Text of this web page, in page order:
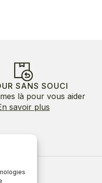
SANS SOUCI
là pour vous aider
savoir plus
nous